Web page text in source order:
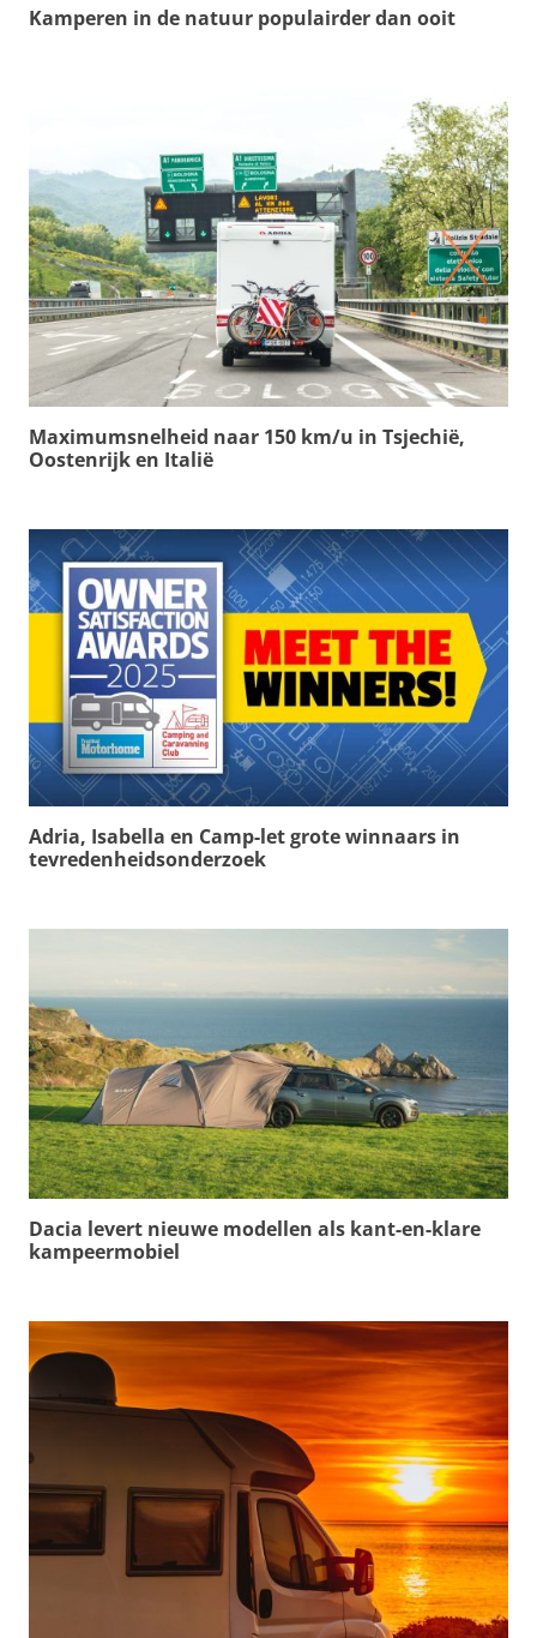
Kamperen in de natuur populairder dan ooit
Maximumsnelheid naar 150 km/u in Tsjechië,
Oostenrijk en Italië
Adria, Isabella en Camp-let grote winnaars in
tevredenheidsonderzoek
Dacia levert nieuwe modellen als kant-en-klare
kampeermobiel